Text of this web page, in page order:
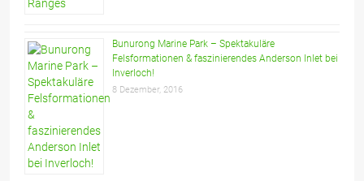
Bunurong Marine Park – Spektakuläre
Felsformationen & faszinierendes Anderson Inlet bei
Inverloch!
8 Dezember, 2016